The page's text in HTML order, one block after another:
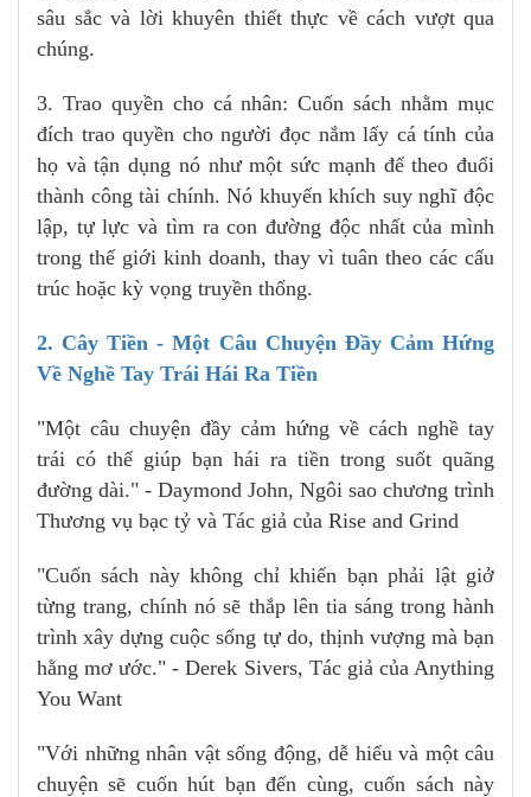
sâu sắc và lời khuyên thiết thực về cách vượt qua
chúng.
3. Trao quyền cho cá nhân: Cuốn sách nhằm mục
đích trao quyền cho người đọc nắm lấy cá tính của
họ và tận dụng nó như một sức mạnh để theo đuổi
thành công tài chính. Nó khuyến khích suy nghĩ độc
lập, tự lực và tìm ra con đường độc nhất của mình
trong thế giới kinh doanh, thay vì tuân theo các cấu
trúc hoặc kỳ vọng truyền thống.
2. Cây Tiền - Một Câu Chuyện Đầy Cảm Hứng
Về Nghề Tay Trái Hái Ra Tiền
"Một câu chuyện đầy cảm hứng về cách nghề tay
trái có thể giúp bạn hái ra tiền trong suốt quãng
đường dài." - Daymond John, Ngôi sao chương trình
Thương vụ bạc tỷ và Tác giả của Rise and Grind
"Cuốn sách này không chỉ khiến bạn phải lật giở
từng trang, chính nó sẽ thắp lên tia sáng trong hành
trình xây dựng cuộc sống tự do, thịnh vượng mà bạn
hằng mơ ước." - Derek Sivers, Tác giả của Anything
You Want
"Với những nhân vật sống động, dễ hiểu và một câu
chuyện sẽ cuốn hút bạn đến cùng, cuốn sách này